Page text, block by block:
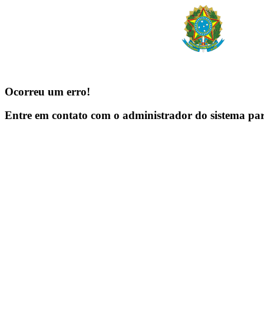
Ocorreu um erro!
Entre em contato com o administrador do sistema